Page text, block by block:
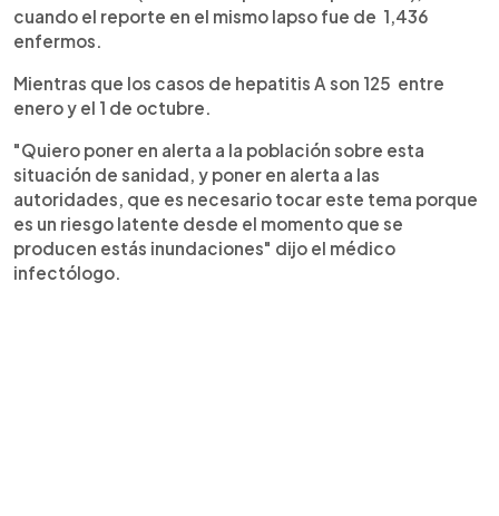
cuando el reporte en el mismo lapso fue de 1,436
enfermos.
Mientras que los casos de hepatitis A son 125 entre
enero y el 1 de octubre.
"Quiero poner en alerta a la población sobre esta
situación de sanidad, y poner en alerta a las
autoridades, que es necesario tocar este tema porque
es un riesgo latente desde el momento que se
producen estás inundaciones" dijo el médico
infectólogo.